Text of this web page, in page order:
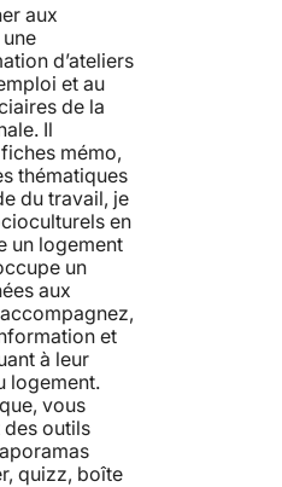
aux
d’ateliers
et au
de la
Il
mémo,
thématiques
du travail, je
en
un logement
un
aux
et
à leur
logement.
vous
outils
quizz, boîte